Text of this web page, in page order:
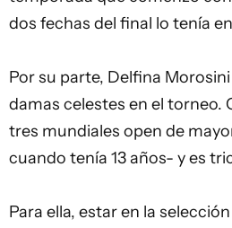
dos fechas del final lo tenía
Por su parte, Delfina
damas celestes en el torneo.
tres mundiales open de
cuando tenía 13 años- y es
Para ella, estar en la